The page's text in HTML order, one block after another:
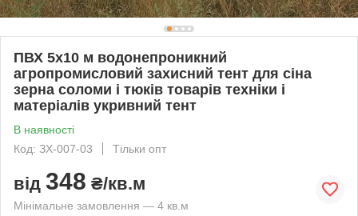
ПВХ 5х10 м водонепроникний
агропромисловий захисний тент для сіна
зерна соломи і тюків товарів техніки і
матеріалів укривний тент
В наявності
Код: ЗХ-007-03
Тільки опт
від 348 ₴/кв.м
Мінімальне замовлення — 4 кв.м